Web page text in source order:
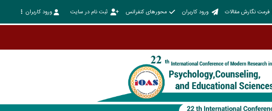
فرمت نگارش مقالات ورود کاربران محورهای کنفرانس ثبت نام در سایت ورود کاربران